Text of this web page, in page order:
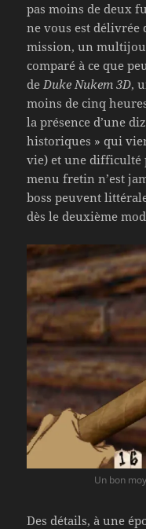
pas moins de deux
ne vous est délivrée
mission, un
comparé à ce que
deDuke Nukem 3D,
moins de cinq
la présence d’une
historiques » qui
vie) et une difficulté
menu fretin n’est
boss peuvent
dès le deuxième
Un bon
Des détails, à une